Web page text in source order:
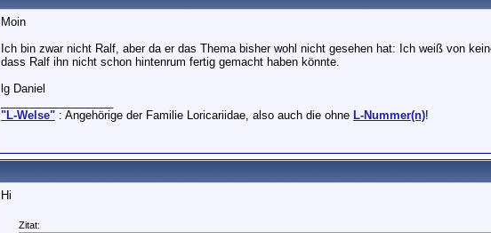
Moin
Ich bin zwar nicht Ralf, aber da er das Thema bisher wohl nicht gesehen hat: Ich weiß von
dass Ralf ihn nicht schon hintenrum fertig gemacht haben könnte.
lg Daniel
"L-Welse" : Angehörige der Familie Loricariidae, also auch die ohne L-Nummer(n)!
Hi
Zitat: